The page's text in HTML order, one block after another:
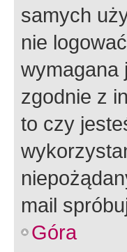
samych
nie
wymagana
zgodnie z
to czy
mail
Góra